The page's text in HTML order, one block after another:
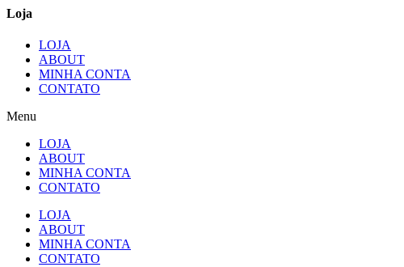
Loja
LOJA
ABOUT
MINHA CONTA
CONTATO
Menu
LOJA
ABOUT
MINHA CONTA
CONTATO
LOJA
ABOUT
MINHA CONTA
CONTATO